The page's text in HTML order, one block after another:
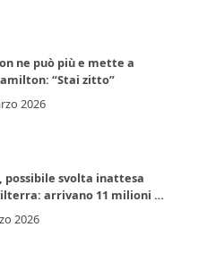
ne può più e mette a
“Stai zitto”
2026
possibile svolta inattesa
arrivano 11 milioni di
2026